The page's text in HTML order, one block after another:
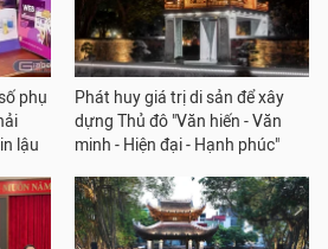
phụ
lậu
Phát huy giá trị di sản để xây
dựng Thủ đô "Văn hiến - Văn
minh - Hiện đại - Hạnh phúc"